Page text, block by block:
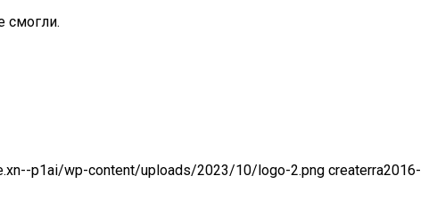
смогли.
p1ai/wp-content/uploads/2023/10/logo-2.png createrra2016-